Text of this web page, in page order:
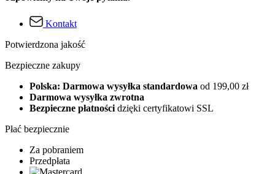
Kontakt
Potwierdzona jakość
Bezpieczne zakupy
Polska: Darmowa wysyłka standardowa od 199,00 zł
Darmowa wysyłka zwrotna
Bezpieczne płatności dzięki certyfikatowi SSL
Płać bezpiecznie
Za pobraniem
Przedpłata